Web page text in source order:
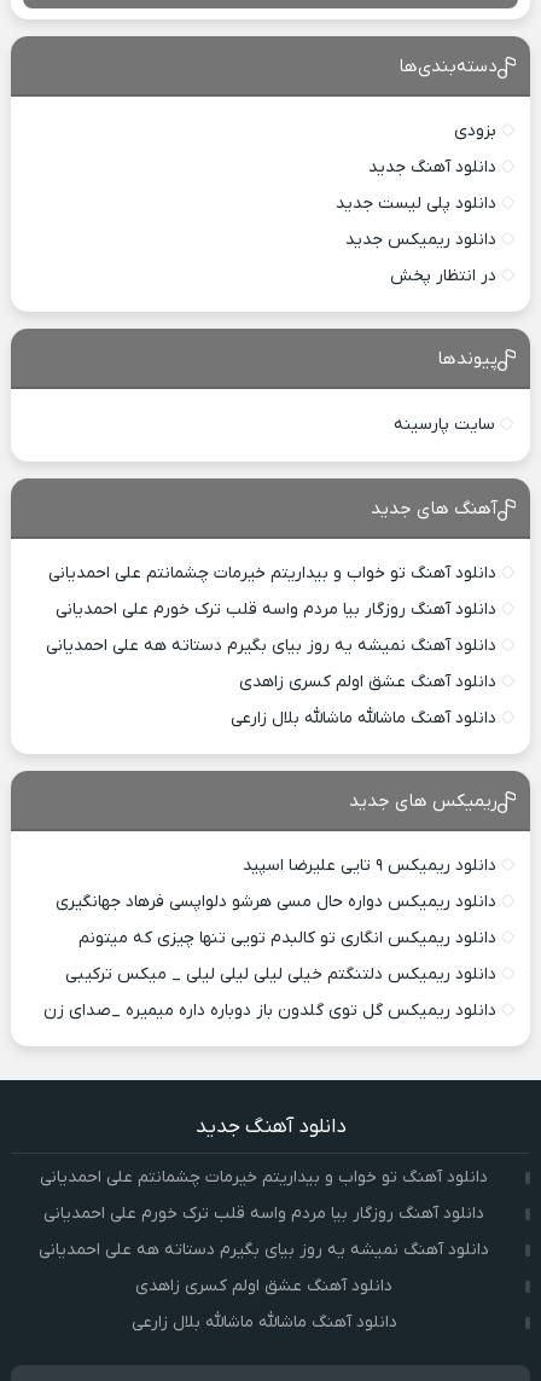
دسته‌بندی‌ها
بزودی
دانلود آهنگ جدید
دانلود پلی لیست جدید
دانلود ریمیکس جدید
در انتظار پخش
پیوندها
سایت پارسینه
آهنگ های جدید
دانلود آهنگ تو خواب و بیداریتم خیرمات چشمانتم علی احمدیانی
دانلود آهنگ روزگار بیا مردم واسه قلب ترک خورم علی احمدیانی
دانلود آهنگ نمیشه یه روز بیای بگیرم دستاته هه علی احمدیانی
دانلود آهنگ عشق اولم کسری زاهدی
دانلود آهنگ ماشالله ماشالله بلال زارعی
ریمیکس های جدید
دانلود ریمیکس ۹ تایی علیرضا اسپید
دانلود ریمیکس دواره حال مسی هرشو دلواپسی فرهاد جهانگیری
دانلود ریمیکس انگاری تو کالبدم تویی تنها چیزی که میتونم
دانلود ریمیکس دلتنگتم خیلی لیلی لیلی لیلی _ میکس ترکیبی
دانلود ریمیکس گل توی گلدون باز دوباره داره میمیره _صدای زن
دانلود آهنگ جدید
دانلود آهنگ تو خواب و بیداریتم خیرمات چشمانتم علی احمدیانی
دانلود آهنگ روزگار بیا مردم واسه قلب ترک خورم علی احمدیانی
دانلود آهنگ نمیشه یه روز بیای بگیرم دستاته هه علی احمدیانی
دانلود آهنگ عشق اولم کسری زاهدی
دانلود آهنگ ماشالله ماشالله بلال زارعی